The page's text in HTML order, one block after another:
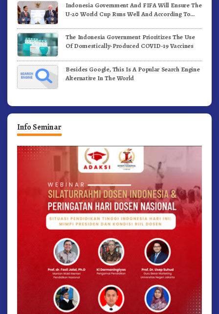
Indonesia Government And FIFA Will Ensure The
U-20 World Cup Runs Well And According To
The Indonesia Government Prioritizes The Use
Of Domestically-Produced COVID-19 Vaccines
Besides Google, This Is A Popular Search Engine
Alternative In The World
Info Seminar